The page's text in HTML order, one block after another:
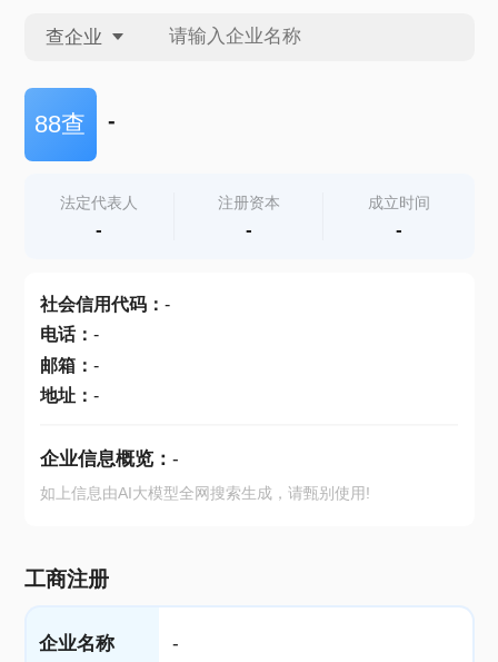
查企业
查企业
查产地
88查 -
法定代表人
-
注册资本
-
成立时间
-
社会信用代码： -
电话： -
邮箱： -
地址： -
企业信息概览： -
如上信息由AI大模型全网搜索生成，请甄别使用!
工商注册
企业名称 -